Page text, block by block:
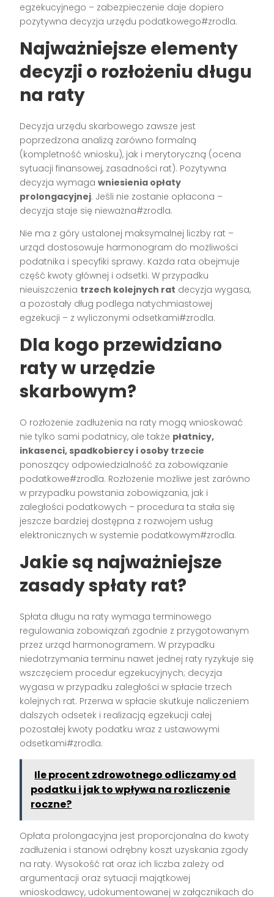
egzekucyjnego – zabezpieczenie daje dopiero
pozytywna decyzja urzędu podatkowego#zrodla.
Najważniejsze elementy
decyzji o rozłożeniu długu
na raty
Decyzja urzędu skarbowego zawsze jest
poprzedzona analizą zarówno formalną
(kompletność wniosku), jak i merytoryczną (ocena
sytuacji finansowej, zasadności rat). Pozytywna
decyzja wymagawniesienia opłaty
prolongacyjnej. Jeśli nie zostanie opłacona –
decyzja staje się nieważna#zrodla.
Nie ma z góry ustalonej maksymalnej liczby rat –
urząd dostosowuje harmonogram do możliwości
podatnika i specyfiki sprawy. Każda rata obejmuje
część kwoty głównej i odsetki. W przypadku
nieuiszczenia trzech kolejnych rat decyzja wygasa,
a pozostały dług podlega natychmiastowej
egzekucji – z wyliczonymi odsetkami#zrodla.
Dla kogo przewidziano
raty w urzędzie
skarbowym?
O rozłożenie zadłużenia na raty mogą wnioskować
nie tylko sami podatnicy, ale także płatnicy,
inkasenci, spadkobiercy i osoby trzecie
ponoszący odpowiedzialność za zobowiązanie
podatkowe#zrodla. Rozłożenie możliwe jest zarówno
w przypadku powstania zobowiązania, jak i
zaległości podatkowych – procedura ta stała się
jeszcze bardziej dostępna z rozwojem usług
elektronicznych w systemie podatkowym#zrodla.
Jakie są najważniejsze
zasady spłaty rat?
Spłata długu na raty wymaga terminowego
regulowania zobowiązań zgodnie z przygotowanym
przez urząd harmonogramem. W przypadku
niedotrzymania terminu nawet jednej raty ryzykuje się
wszczęciem procedur egzekucyjnych; decyzja
wygasa w przypadku zaległości w spłacie trzech
kolejnych rat. Przerwa w spłacie skutkuje naliczeniem
dalszych odsetek i realizacją egzekucji całej
pozostałej kwoty podatku wraz z ustawowymi
odsetkami#zrodla.
Ile procent zdrowotnego odliczamy od
podatku i jak to wpływa na rozliczenie
roczne?
Opłata prolongacyjna jest proporcjonalna do kwoty
zadłużenia i stanowi odrębny koszt uzyskania zgody
na raty. Wysokość rat oraz ich liczba zależy od
argumentacji oraz sytuacji majątkowej
wnioskodawcy, udokumentowanej w załącznikach do